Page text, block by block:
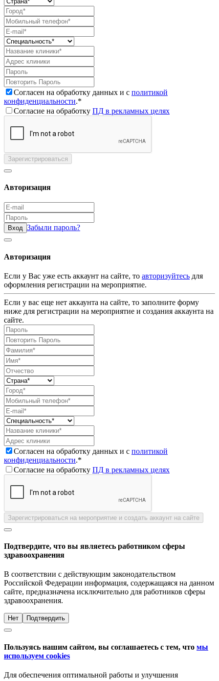
Согласен на обработку данных и с политикой
конфиденциальности.*
Согласие на обработку ПД в рекламных целях
Зарегистрироваться
Авторизация
Вход Забыли пароль?
Авторизация
Если у Вас уже есть аккаунт на сайте, то авторизуйтесь для
оформления регистрации на мероприятие.
Если у вас еще нет аккаунта на сайте, то заполните форму
ниже для регистрации на мероприятие и создания аккаунта на
сайте.
Согласен на обработку данных и с политикой
конфиденциальности.*
Согласие на обработку ПД в рекламных целях
Зарегистрироваться на мероприятие и создать аккаунт на сайте
Подтвердите, что вы являетесь работником сферы
здравоохранения
В соответствии с действующим законодательством
Российской Федерации информация, содержащаяся на данном
сайте, предназначена исключительно для работников сферы
здравоохранения.
Нет Подтвердить
Пользуясь нашим сайтом, вы соглашаетесь с тем, что мы
используем cookies
Для обеспечения оптимальной работы и улучшения